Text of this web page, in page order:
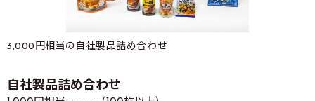
3,000円相当の自社製品詰め合わせ
自社製品詰め合わせ